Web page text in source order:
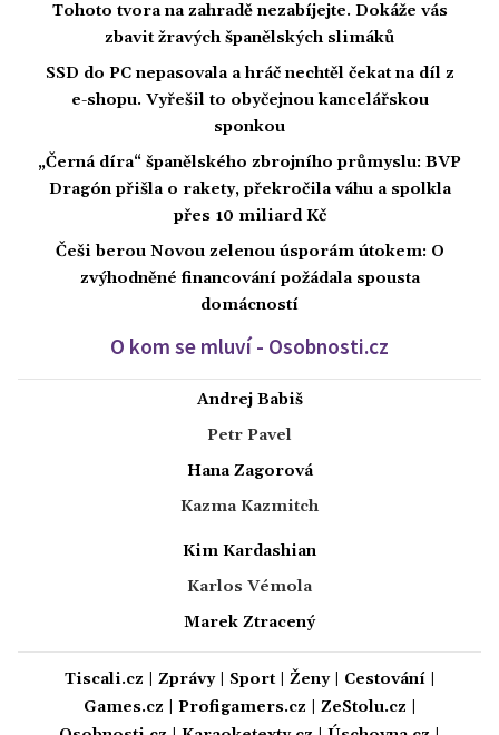
Tohoto tvora na zahradě nezabíjejte. Dokáže vás
zbavit žravých španělských slimáků
SSD do PC nepasovala a hráč nechtěl čekat na díl z
e-shopu. Vyřešil to obyčejnou kancelářskou
sponkou
„Černá díra“ španělského zbrojního průmyslu: BVP
Dragón přišla o rakety, překročila váhu a spolkla
přes 10 miliard Kč
Češi berou Novou zelenou úsporám útokem: O
zvýhodněné financování požádala spousta
domácností
O kom se mluví - Osobnosti.cz
Andrej Babiš
Petr Pavel
Hana Zagorová
Kazma Kazmitch
Kim Kardashian
Karlos Vémola
Marek Ztracený
Tiscali.cz Zprávy| Sport| Ženy| Cestování|
Games.cz
Profigamers.cz ZeStolu.cz